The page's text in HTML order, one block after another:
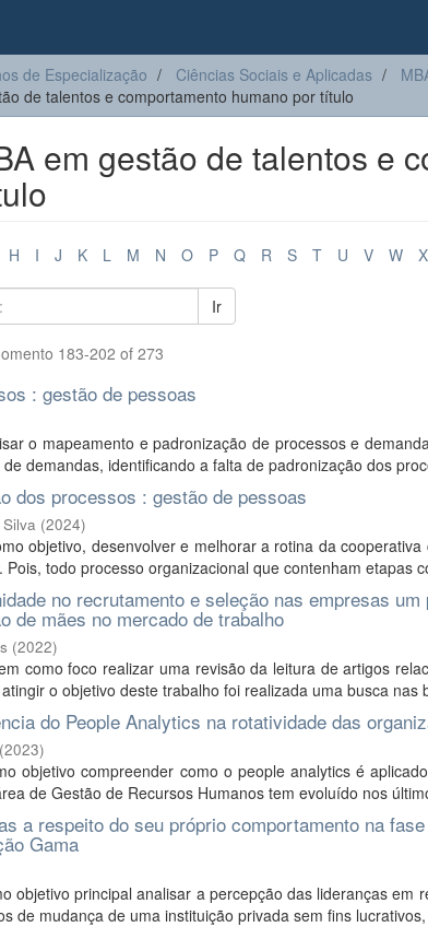
de Especialização Ciências Sociais e Aplicadas
de talentos e comportamento humano por título
em gestão de talentos e
H I J K L M N O P Q R S T U V W X
Ir
183-202 of 273
: gestão de pessoas
o mapeamento e padronização de processos e
demandas, identificando a falta de padronização dos
dos processos : gestão de pessoas
(2024)
objetivo, desenvolver e melhorar a rotina da
todo processo organizacional que contenham etapas
no recrutamento e seleção nas empresas
de mães no mercado de trabalho
(2022)
como foco realizar uma revisão da leitura de artigos
o objetivo deste trabalho foi realizada uma busca nas
do People Analytics na rotatividade das
(2023)
objetivo compreender como o people analytics é
de Gestão de Recursos Humanos tem evoluído nos
a respeito do seu próprio comportamento na
Gama
objetivo principal analisar a percepção das lideranças em
de mudança de uma instituição privada sem fins